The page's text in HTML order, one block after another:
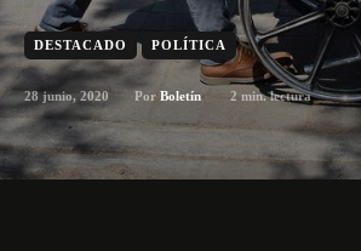
DESTACADO POLÍTICA
28 junio, 2020 Por Boletín 2 min. lectura